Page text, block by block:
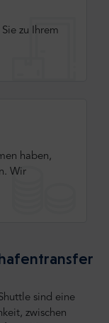
zu Ihrem
haben,
Wir
sind eine
zwischen